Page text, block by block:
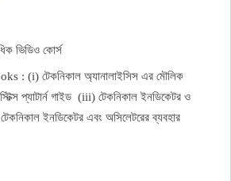
ভিডিও কোর্স
: (i) টেকনিকাল অ্যানালাইসিস এর মৌলিক
প্যাটার্ন গাইড (iii) টেকনিকাল ইনডিকেটর ও
ইনডিকেটর এবং অসিলেটরের ব্যবহার